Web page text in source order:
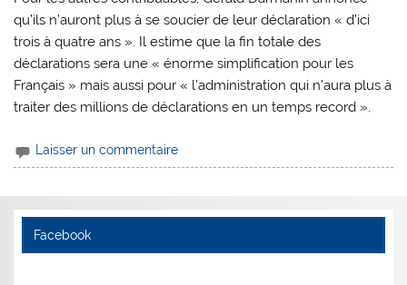
qu’ils n’auront plus à se soucier de leur déclaration « d’ici
trois à quatre ans ». Il estime que la fin totale des
déclarations sera une « énorme simplification pour les
Français » mais aussi pour « l’administration qui n’aura plus à
traiter des millions de déclarations en un temps record ».
Laisser un commentaire
Facebook